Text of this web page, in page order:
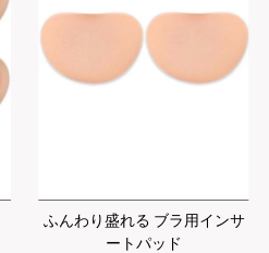
ふんわり盛れる ブラ用インサ
ートパッド